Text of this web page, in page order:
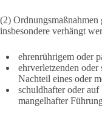
(2) Ordnungsmaßnahmen
insbesondere verhängt
ehrenrührigem oder
ehrverletzenden
Nachteil eines oder
schuldhafter oder
mangelhafter